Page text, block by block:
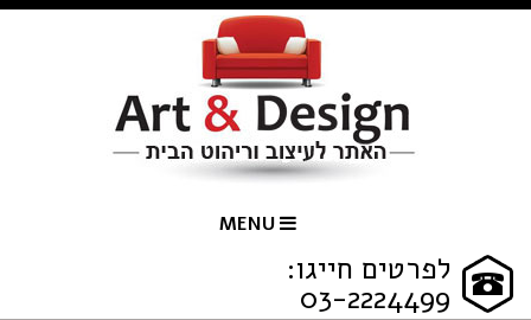
MENU
לפרטים חייגו:
03-2224499